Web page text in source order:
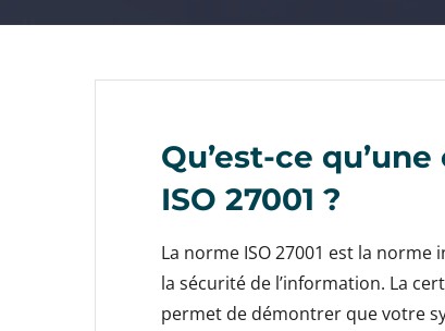
Qu’est-ce
ISO 27001 ?
La norme ISO 27001 est la
la sécurité de l’information. La
permet de démontrer que votre